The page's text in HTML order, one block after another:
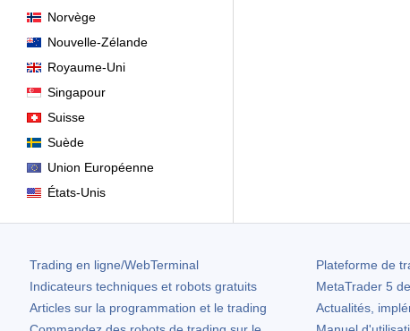
Norvège
Nouvelle-Zélande
Royaume-Uni
Singapour
Suisse
Suède
Union Européenne
États-Unis
Trading en ligne/WebTerminal
Indicateurs techniques et robots gratuits
Articles sur la programmation et le trading
Plateforme de
MetaTrader 5
Actualités,